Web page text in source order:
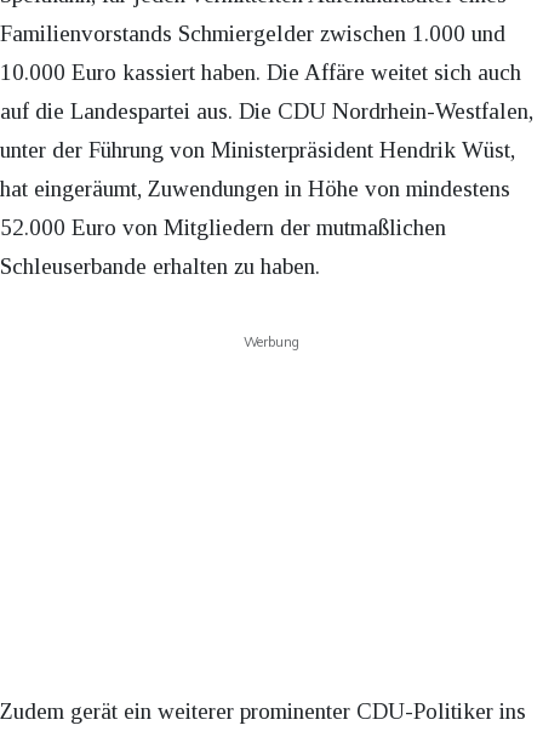
Familienvorstands Schmiergelder zwischen 1.000 und
10.000 Euro kassiert haben. Die Affäre weitet sich auch
auf die Landespartei aus. Die CDU Nordrhein-Westfalen,
unter der Führung von Ministerpräsident Hendrik Wüst,
hat eingeräumt, Zuwendungen in Höhe von mindestens
52.000 Euro von Mitgliedern der mutmaßlichen
Schleuserbande erhalten zu haben.
Werbung
Zudem gerät ein weiterer prominenter CDU-Politiker ins